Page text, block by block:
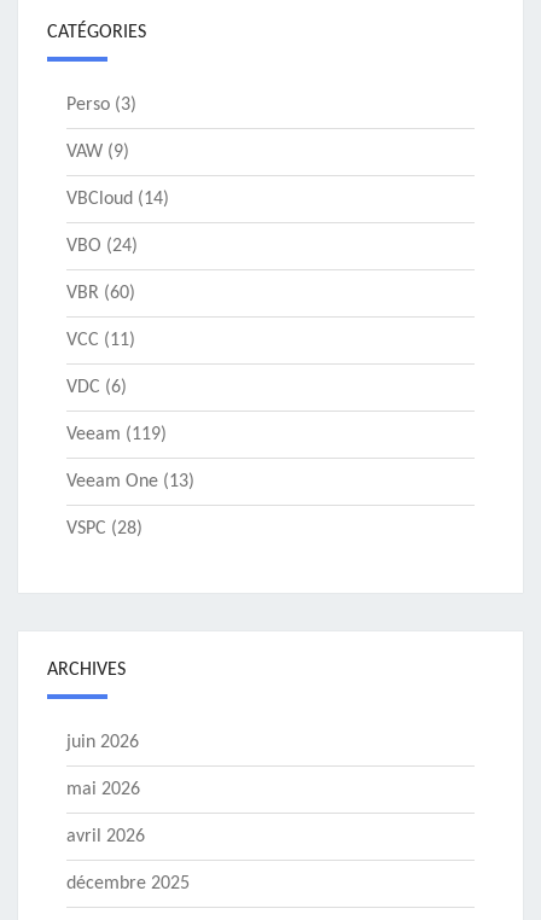
CATÉGORIES
Perso (3)
VAW (9)
VBCloud (14)
VBO (24)
VBR (60)
VCC (11)
VDC (6)
Veeam (119)
Veeam One (13)
VSPC (28)
ARCHIVES
juin 2026
mai 2026
avril 2026
décembre 2025